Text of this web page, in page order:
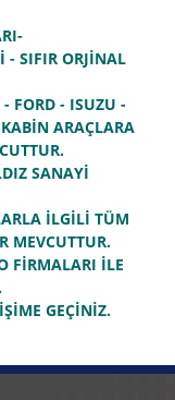
- SIFIR ORJİNAL
FORD - ISUZU -
ARAÇLARA
SANAYİ
İLGİLİ TÜM
MEVCUTTUR.
FİRMALARI İLE
GEÇİNİZ.